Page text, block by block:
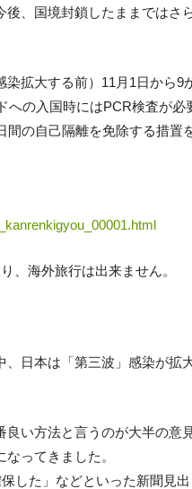
、国境封鎖したままではさ
拡大する前）11月1日から9
の入国時にはPCR検査が必
の自己隔離を免除する措置
、海外旅行は出来ません。
日本は「第三波」感染が拡
い方法と言うのが大半の意
ってきました。
した」などといった新聞見出